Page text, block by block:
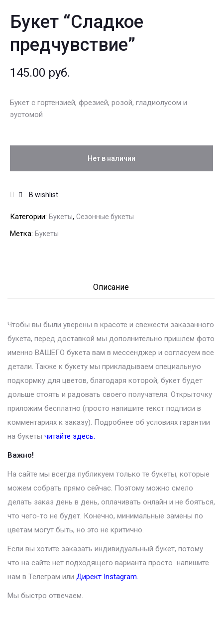
Букет “Сладкое
предчувствие”
145.00 руб.
Букет с гортензией, фрезией, розой, гладиолусом и
эустомой
Нет в наличии
В wishlist
Категории: Букеты, Сезонные букеты
Метка: Букеты
Описание
Чтобы вы были уверены в красоте и свежести заказанного
букета, перед доставкой мы дополнительно пришлем фото
именно ВАШЕГО букета вам в мессенджер и согласуем все
детали. Также к букету мы прикладываем специальную
подкормку для цветов, благодаря которой, букет будет
дольше стоять и радовать своего получателя. Открыточку
приложим бесплатно (просто напишите текст подписи в
комментариях к заказу). Подробнее об условиях гарантии
на букеты читайте здесь.
Важно!
На сайте мы всегда публикуем только те букеты, которые
можем собрать прямо сейчас. Поэтому можно смело
делать заказ день в день, оплачивать онлайн и не бояться,
что чего-то не будет. Конечно, минимальные замены по
цветам могут быть, но это не критично.
Если вы хотите заказать индивидуальный букет, потому
что на сайте нет подходящего варианта просто напишите
нам в Телеграм или Директ Instagram.
Мы быстро отвечаем.